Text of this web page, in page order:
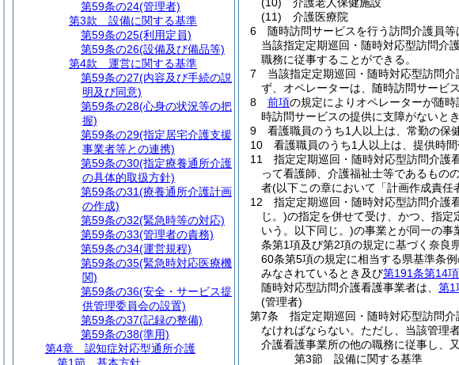
(11)
介護医療院
6
随時訪問サービスを行う訪問介護員
当該指定定期巡回・随時対応型訪問介
職務に従事することができる。
7
当該指定定期巡回・随時対応型訪問
ず、オペレーターは、随時訪問サービ
8
前項の規定によりオペレーターが随
時訪問サービスの提供に支障がないとき
9
看護職員のうち1人以上は、常勤の保
10
看護職員のうち1人以上は、提供時
11
指定定期巡回・随時対応型訪問介護
って看護師、介護福祉士等であるもの
者(以下この章において「計画作成責任
12
指定定期巡回・随時対応型訪問介護
じ。)の指定を併せて受け、かつ、指
いう。以下同じ。)の事業とが同一の事
条第1項及び第2項の規定に基づく奈良
60条第5項の規定に相当する県基準条
みなされているとき及び第191条第14項
随時対応型訪問介護看護事業者は、 第1
(管理者)
第7条
指定定期巡回・随時対応型訪問
なければならない。 ただし、当該管理
介護看護事業所の他の職務に従事し、
第3節
設備に関する基準
第59条の24(管理者)
第3款
設備に関する基準
第59条の25(利用定員)
第59条の26(設備及び備品等)
第4款
運営に関する基準
第59条の27(内容及び手続の説
明及び同意)
第59条の28(心身の状況等の把
握)
第59条の29(指定居宅介護支援
事業者等との連携)
第59条の30(指定療養通所介護
の具体的取扱方針)
第59条の31(療養通所介護計画
の作成)
第59条の32(緊急時等の対応)
第59条の33(管理者の責務)
第59条の34(運営規程)
第59条の35(緊急時対応医療機
関)
第59条の36(安全・サービス提
供管理委員会の設置)
第59条の37(記録の整備)
第59条の38(準用)
第4章
認知症対応型通所介護